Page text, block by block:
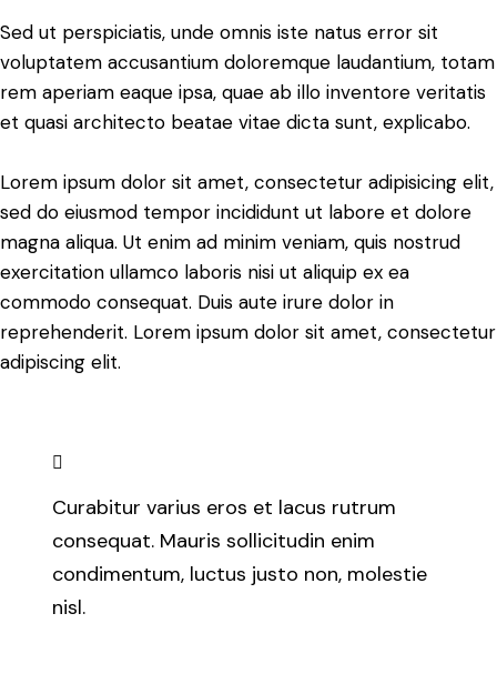
Sed ut perspiciatis, unde omnis iste natus error sit
voluptatem accusantium doloremque laudantium, totam
rem aperiam eaque ipsa, quae ab illo inventore veritatis
et quasi architecto beatae vitae dicta sunt, explicabo.
Lorem ipsum dolor sit amet, consectetur adipisicing elit,
sed do eiusmod tempor incididunt ut labore et dolore
magna aliqua. Ut enim ad minim veniam, quis nostrud
exercitation ullamco laboris nisi ut aliquip ex ea
commodo consequat. Duis aute irure dolor in
reprehenderit. Lorem ipsum dolor sit amet, consectetur
adipiscing elit.
Curabitur varius eros et lacus rutrum
consequat. Mauris sollicitudin enim
condimentum, luctus justo non, molestie
nisl.